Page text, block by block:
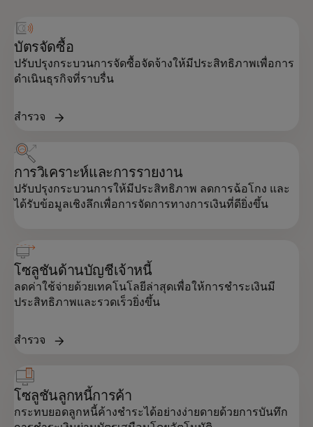
บัตรจัดซื้อ
ปรับปรุงกระบวนการจัดซื้อจัดจ้างให้มีประสิทธิภาพเพื่อการ
ดำเนินธุรกิจที่ราบรื่น
สำรวจ
การวิเคราะห์และการรายงาน
ปรับปรุงกระบวนการให้มีประสิทธิภาพ ลดการฉ้อโกง และ
ได้รับข้อมูลเชิงลึกเพื่อการจัดการทางการเงินที่ดียิ่งขึ้น
โซลูชันด้านบัญชีเจ้าหนี้
ลดค่าใช้จ่ายด้วยเทคโนโลยีล่าสุดเพื่อให้การชำระเงินมี
ประสิทธิภาพและรวดเร็วยิ่งขึ้น
สำรวจ
โซลูชันลูกหนี้การค้า
กระทบยอดลูกหนี้ค้างชำระได้อย่างง่ายดายด้วยการบันทึก